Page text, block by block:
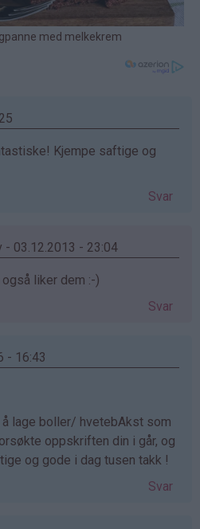
Kjempe saftige og
Svar
03.12.2013 - 23:04
også liker dem :-)
Svar
- 16:43
å lage boller/ hvetebAkst som
oppskriften din i går, og
og gode i dag tusen takk !
Svar